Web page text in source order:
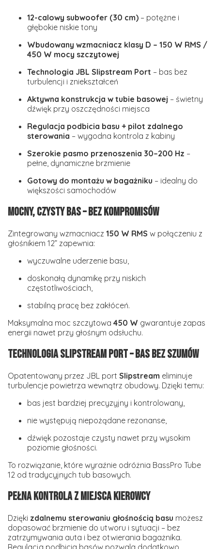
12-calowy subwoofer (30 cm) – potężne i
głębokie niskie tony
Wbudowany wzmacniacz klasy D – 150 W RMS /
450 W mocy szczytowej
Technologia JBL Slipstream Port – bas bez
turbulencji i zniekształceń
Aktywna konstrukcja w tubie basowej – świetny
dźwięk przy oszczędności miejsca
Regulacja podbicia basu + pilot zdalnego
sterowania – wygodna kontrola z kabiny
Szerokie pasmo przenoszenia 30–200 Hz –
pełne, dynamiczne brzmienie
Gotowy do montażu w bagażniku – idealny do
większości samochodów
Mocny, czysty bas – bez kompromisów
Zintegrowany wzmacniacz 150 W RMS w połączeniu z
głośnikiem 12” zapewnia:
wyczuwalne uderzenie basu,
doskonałą dynamikę przy niskich
częstotliwościach,
stabilną pracę bez zakłóceń.
Maksymalna moc szczytowa 450 W gwarantuje zapas
energii nawet przy głośnym odsłuchu.
Technologia Slipstream Port – bas bez szumów
Opatentowany przez JBL port Slipstream eliminuje
turbulencje powietrza wewnątrz obudowy. Dzięki temu:
bas jest bardziej precyzyjny i kontrolowany,
nie występują niepożądane rezonanse,
dźwięk pozostaje czysty nawet przy wysokim
poziomie głośności.
To rozwiązanie, które wyraźnie odróżnia BassPro Tube
12 od tradycyjnych tub basowych.
Pełna kontrola z miejsca kierowcy
Dzięki zdalnemu sterowaniu głośnością basu możesz
dopasować brzmienie do utworu i sytuacji – bez
zatrzymywania auta i bez otwierania bagażnika.
Regulacja podbicia basów pozwala dodatkowo